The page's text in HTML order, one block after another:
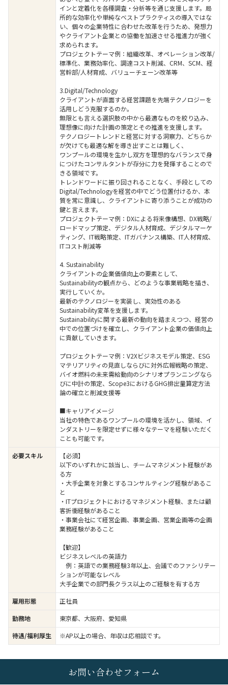
インと定着化を各種調査・分析等を通じ支援します。局
所的な効率化や単純なベストプラクティスの導入ではな
い、個々の企業特性に合わせた改革を行うため、発想力
やクライアント企業との協働を加速させる推進力が強く
求められます。
プロジェクトテーマ例：組織改革、オペレーション改革/
標準化、業務効率化、調達コスト削減、CRM、SCM、経
営幹部/人材育成、バリューチェーン改革等
3.Digital/Technology
クライアントが直面する経営課題を先端テクノロジーを
活用しどう克服するのか。
無限とも言える選択肢の中から最適なものを絞り込み、
理想像に向けた計画の策定とその推進を支援します。
テクノロジートレンドと経営に対する洞察力、どちらか
が欠けても最適な解を導き出すことは難しく、
ワンプールの環境を生かし双方を理想的なバランスで身
につけたコンサルタントが存分に力を発揮することので
きる領域です。
トレンドワードに振り回されることなく、手段としての
Digital/Technologyを経営の中でどう位置付けるか、本
質を常に意識し、クライアントに寄り添うことが成功の
鍵と言えます。
プロジェクトテーマ例：DXによる将来像構想、DX戦略/
ロードマップ策定、デジタル人材育成、デジタルマーケ
ティング、IT戦略策定、ITガバナンス構築、IT人材育成、
ITコスト削減等
4. Sustainability
クライアントの企業価値向上の要素として、
Sustainabilityの観点から、どのような事業戦略を描き、
実行していくか。
最新のテクノロジーを実装し、実効性のある
Sustainability変革を支援します。
Sustainabilityに関する最新の動向を踏まえつつ、経営の
中での位置づけを確立し、クライアント企業の価値向上
に貢献していきます。
プロジェクトテーマ例：V2Xビジネスモデル策定、ESG
マテリアリティの見直しならびに対外広報戦略の策定、
バイオ燃料の未来需給動向のシナリオプランニングなら
びに中計の策定、Scope3におけるGHG排出量算定方法
論の確立と削減支援等
■キャリアイメージ
当社の特色であるワンプールの環境を活かし、領域、イ
ンダストリーを限定せずに様々なテーマを経験いただく
ことも可能です。
必要スキル
【必須】
以下のいずれかに該当し、チームマネジメント経験があ
る方
・大手企業を対象とするコンサルティング経験があるこ
と
・ITプロジェクトにおけるマネジメント経験、または顧
客折衝経験があること
・事業会社にて経営企画、事業企画、営業企画等の企画
業務経験があること
【歓迎】
ビジネスレベルの英語力
例：英語での業務経験3年以上、会議でのファシリテー
ションが可能なレベル
大手企業での部門長クラス以上のご経験を有する方
雇用形態
正社員
勤務地
東京都、大阪府、愛知県
待遇/福利厚生
※AP以上の場合、年収は応相談です。
お問い合わせフォーム